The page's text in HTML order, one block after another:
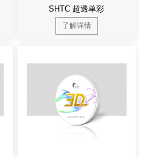
SHTC 超透单彩
了解详情